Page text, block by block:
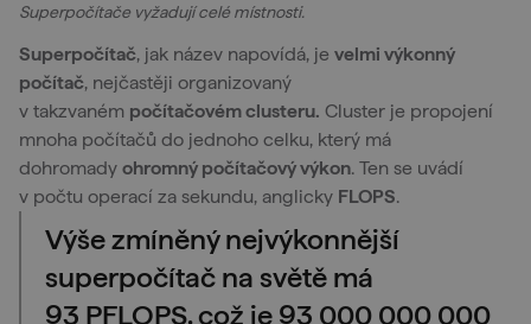
Superpočítače vyžadují celé místnosti.
Superpočítač, jak název napovídá, je velmi výkonný
počítač, nejčastěji organizovaný
v takzvaném počítačovém clusteru. Cluster je propojení
mnoha počítačů do jednoho celku, který má
dohromady ohromný počítačový výkon. Ten se uvádí
v počtu operací za sekundu, anglicky FLOPS.
Výše zmíněný nejvýkonnější
superpočítač na světě má
93 PFLOPS, což je 93 000 000 000